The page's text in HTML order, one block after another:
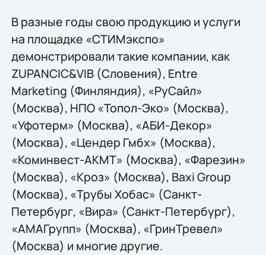
В разные годы свою продукцию и услуги
на площадке «СТИМэкспо»
демонстрировали такие компании, как
ZUPANCIC&VIB (Словения), Entre
Marketing (Финляндия), «РуСайл»
(Москва), НПО «Топол-Эко» (Москва),
«Уфотерм» (Москва), «АБИ-Декор»
(Москва), «Цендер Гмбх» (Москва),
«Коминвест-АКМТ» (Москва), «Фарезин»
(Москва), «Кроз» (Москва), Baxi Group
(Москва), «Трубы Хобас» (Санкт-
Петербург, «Вира» (Санкт-Петербург),
«АМАГрупп» (Москва), «ГринТревел»
(Москва) и многие другие.